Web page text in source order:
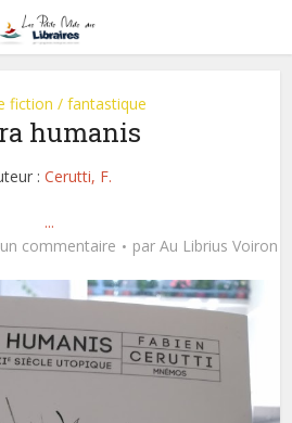
fiction / fantastique
humanis
: Cerutti, F.
...
commentaire par Au Librius Voiron